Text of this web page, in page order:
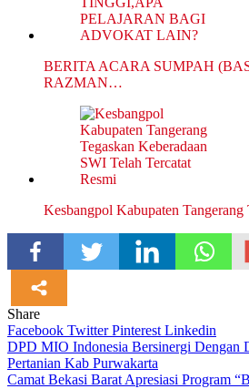
BERITA ACARA SUMPAH
RAZMAN…
Kesbangpol Kabupaten
Share
Facebook TwitterPinterest Linkedin
Navigasi
pos
DPD MIO Indonesia Bersinergi Dengan
Pertanian Kab Purwakarta
Camat Bekasi Barat Apresiasi Program